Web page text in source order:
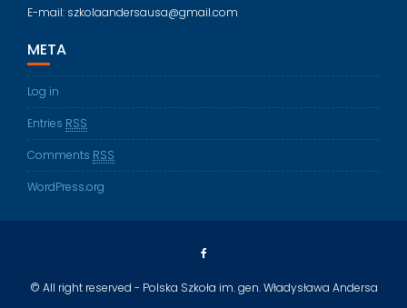
E-mail: szkolaandersausa@gmail.com
META
Log in
Entries RSS
Comments RSS
WordPress.org
© All right reserved - Polska Szkoła im. gen. Władysława Andersa